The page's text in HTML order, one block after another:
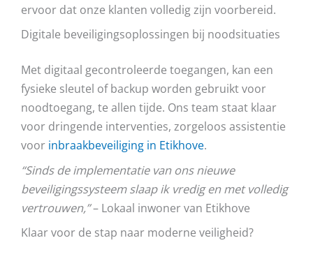
ervoor dat onze klanten volledig zijn voorbereid.
Digitale beveiligingsoplossingen bij noodsituaties
Met digitaal gecontroleerde toegangen, kan een
fysieke sleutel of backup worden gebruikt voor
noodtoegang, te allen tijde. Ons team staat klaar
voor dringende interventies, zorgeloos assistentie
voor inbraakbeveiliging in Etikhove.
“Sinds de implementatie van ons nieuwe
beveiligingssysteem slaap ik vredig en met volledig
vertrouwen,”– Lokaal inwoner van Etikhove
Klaar voor de stap naar moderne veiligheid?